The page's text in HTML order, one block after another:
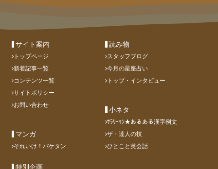
サイト案内
トップページ
新着記事一覧
コンテンツ一覧
サイトポリシー
お問い合わせ
読み物
スタッフブログ
今月の星座占い
トップ・インタビュー
小ネタ
ｻﾗﾘｰﾏﾝ★あるある漢字例文
ザ・達人の技
ひとこと英会話
マンガ
それいけ！バケタン
特別企画